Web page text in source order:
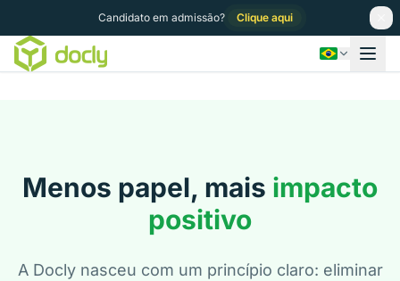
Candidato em admissão? Clique aqui
Menos papel, mais impacto
positivo
A Docly nasceu com um princípio claro: eliminar